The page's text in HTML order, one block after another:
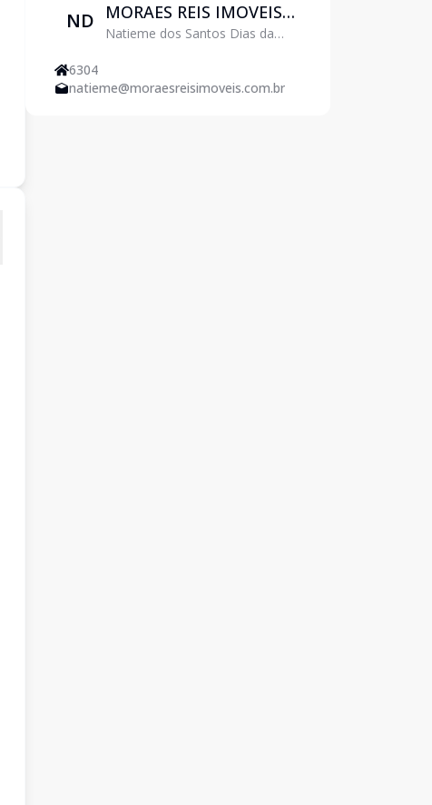
ND
MORAES REIS IMOVEIS
LTDA
Natieme dos Santos Dias da
6304
natieme@moraesreisimoveis.com.br